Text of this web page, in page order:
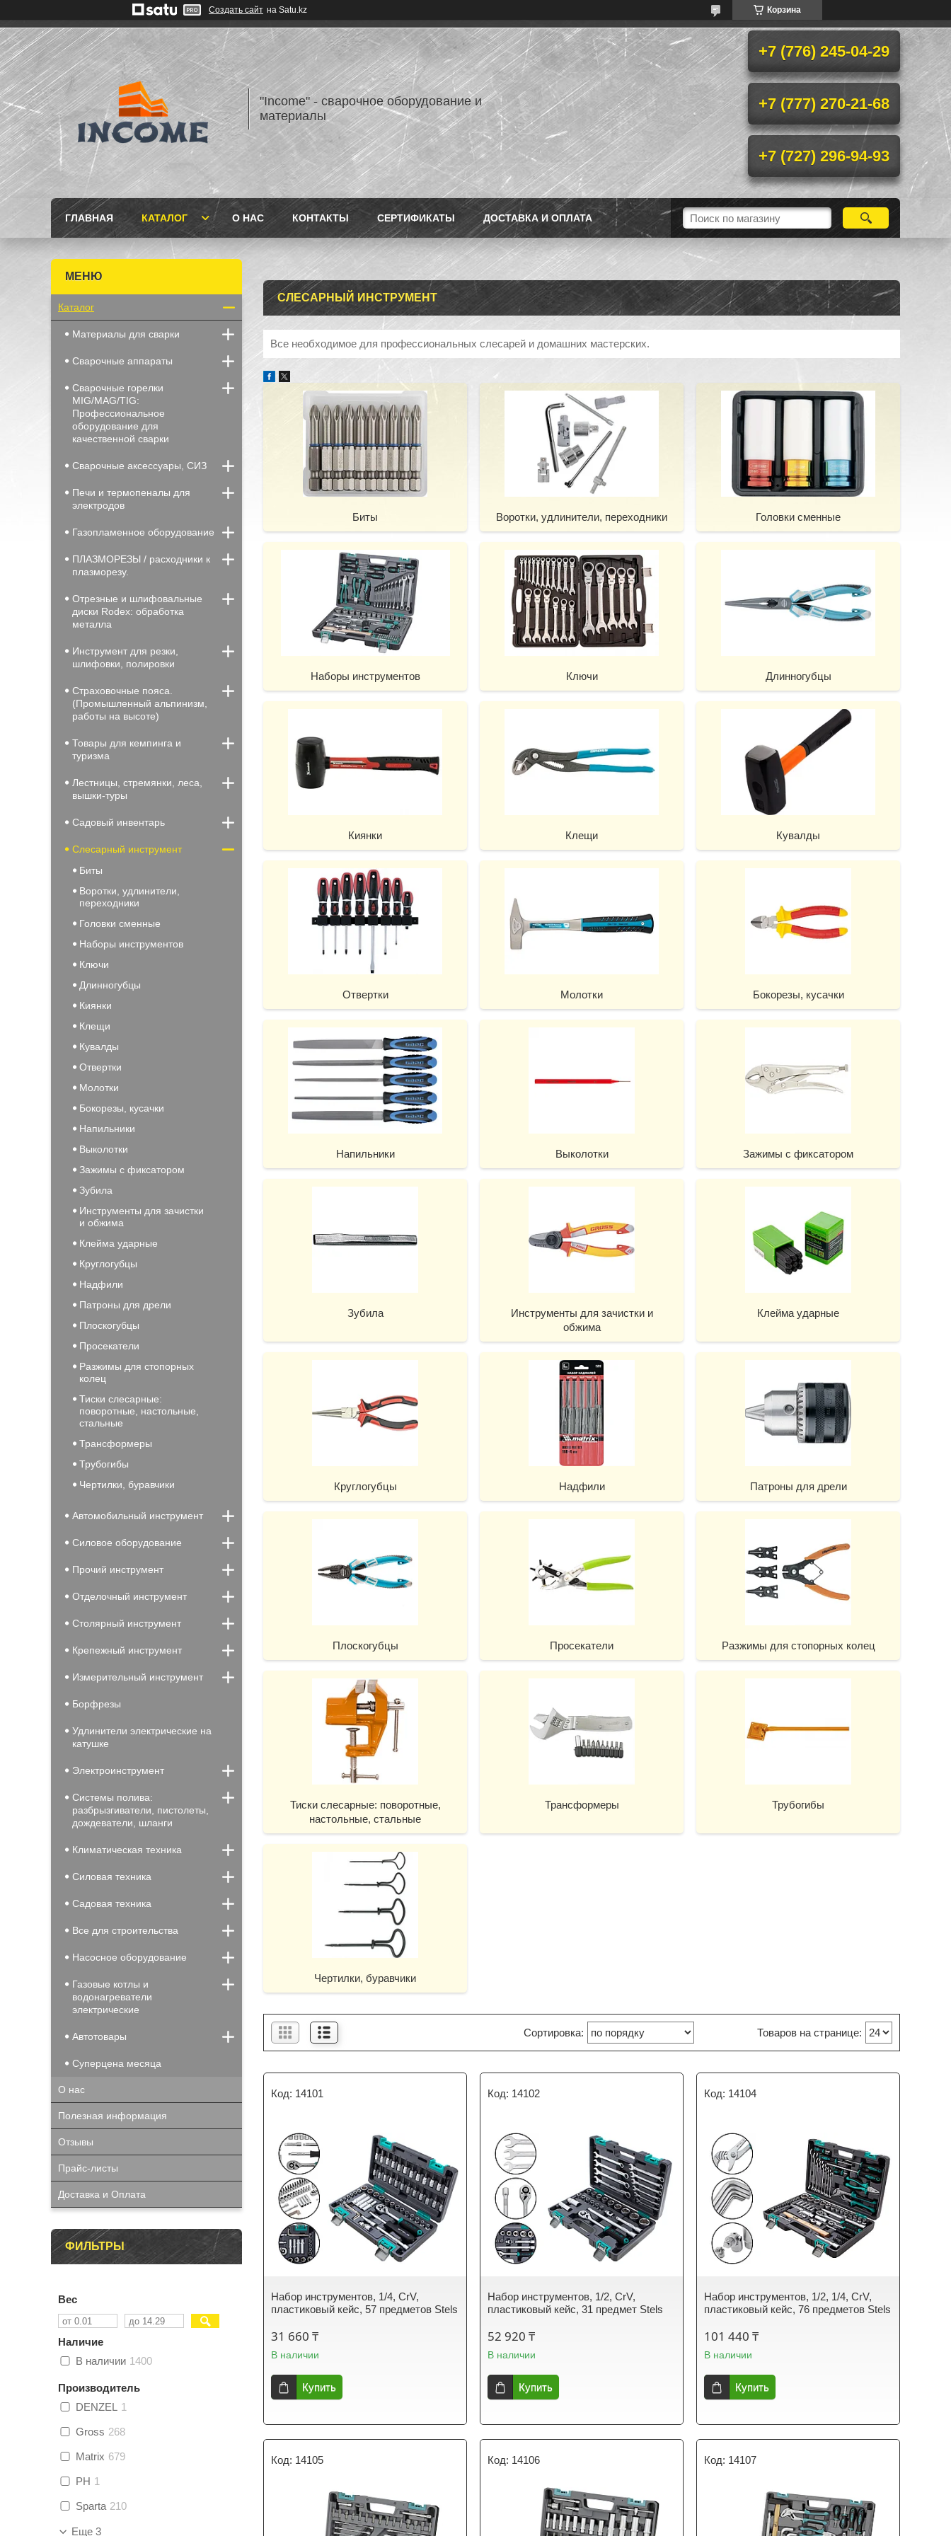
Создать сайт на Satu.kz Корзина
"Income" - сварочное оборудование и
материалы
+7 (776) 245-04-29
+7 (777) 270-21-68
+7 (727) 296-94-93
ГЛАВНАЯ КАТАЛОГ О НАС КОНТАКТЫ СЕРТИФИКАТЫ ДОСТАВКА И ОПЛАТА
СЛЕСАРНЫЙ ИНСТРУМЕНТ
Все необходимое для профессиональных слесарей и домашних мастерских.
Биты Воротки, удлинители, переходники Головки сменные
Наборы инструментов Ключи Длинногубцы
Киянки Клещи Кувалды
Отвертки Молотки Бокорезы, кусачки
Напильники Выколотки Зажимы с фиксатором
Зубила
Инструменты для зачистки и
обжима
Клейма ударные
Круглогубцы Надфили Патроны для дрели
Плоскогубцы Просекатели Разжимы для стопорных колец
Тиски слесарные: поворотные,
настольные, стальные
Трансформеры Трубогибы
Чертилки, буравчики
14101
Набор инструментов, 1/4, CrV,
пластиковый кейс, 57 предметов Stels
31 660 ₸
В наличии
Купить
14102
Набор инструментов, 1/2, CrV,
пластиковый кейс, 31 предмет Stels
52 920 ₸
В наличии
Купить
14104
Набор инструментов, 1/2, 1/4, CrV,
пластиковый кейс, 76 предметов Stels
101 440 ₸
В наличии
Купить
14105 14106 14107
Каталог
Материалы для сварки
Сварочные аппараты
Сварочные горелки
MIG/MAG/TIG:
Профессиональное
оборудование для
качественной сварки
Сварочные аксессуары, СИЗ
Печи и термопеналы для
электродов
Газопламенное оборудование
ПЛАЗМОРЕЗЫ / расходники к
плазморезу.
Отрезные и шлифовальные
диски Rodex: обработка
металла
Инструмент для резки,
шлифовки, полировки
Страховочные пояса.
(Промышленный альпинизм,
работы на высоте)
Товары для кемпинга и
туризма
Лестницы, стремянки, леса,
вышки-туры
Садовый инвентарь
Слесарный инструмент
Биты
Воротки, удлинители,
переходники
Головки сменные
Наборы инструментов
Ключи
Длинногубцы
Киянки
Клещи
Кувалды
Отвертки
Молотки
Бокорезы, кусачки
Напильники
Выколотки
Зажимы с фиксатором
Зубила
Инструменты для зачистки
и обжима
Клейма ударные
Круглогубцы
Надфили
Патроны для дрели
Плоскогубцы
Просекатели
Разжимы для стопорных
колец
Тиски слесарные:
поворотные, настольные,
стальные
Трансформеры
Трубогибы
Чертилки, буравчики
Автомобильный инструмент
Силовое оборудование
Прочий инструмент
Отделочный инструмент
Столярный инструмент
Крепежный инструмент
Измерительный инструмент
Борфрезы
Удлинители электрические на
катушке
Электроинструмент
Системы полива:
разбрызгиватели, пистолеты,
дождеватели, шланги
Климатическая техника
Силовая техника
Садовая техника
Все для строительства
Насосное оборудование
Газовые котлы и
водонагреватели
электрические
Автотовары
Суперцена месяца
О нас
Полезная информация
Отзывы
Прайс-листы
Доставка и Оплата
ФИЛЬТРЫ
Вес
Наличие
В наличии 1400
Производитель
DENZEL
1
Gross 268
Matrix 679
PH 1
Sparta 210
Еще 3